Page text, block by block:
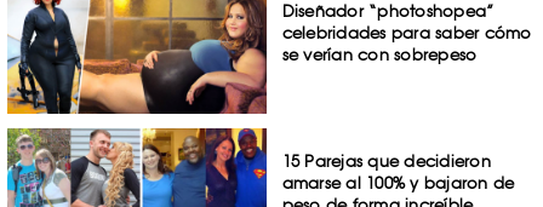
Diseñador “photoshopea”
celebridades para saber cómo
se verían con sobrepeso
15 Parejas que decidieron
amarse al 100% y bajaron de